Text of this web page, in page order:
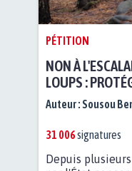
PÉTITION
NON À
LOUPS :
Auteur :Sousou
31 006signatures
Depuis